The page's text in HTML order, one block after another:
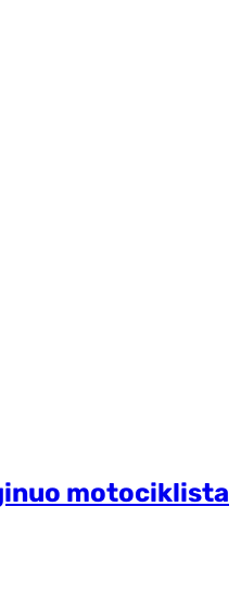
motociklista